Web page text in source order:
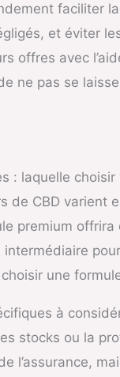
faciliter
et éviter
offres avec
ne pas se
: laquelle choisir
de CBD
premium
une
à
stocks ou la
l’assurance,